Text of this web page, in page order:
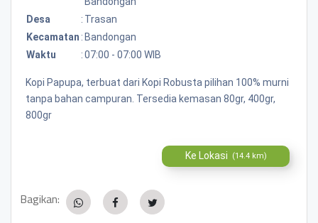
Desa
: Trasan
Kecamatan : Bandongan
Waktu
:07:00 - 07:00 WIB
Kopi Papupa, terbuat dari Kopi Robusta pilihan 100% murni
tanpa bahan campuran. Tersedia kemasan 80gr, 400gr,
800gr
Ke Lokasi (14.4 km)
Bagikan: